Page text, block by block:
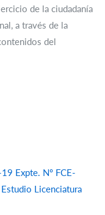
de la ciudadanía
a través de la
del
Expte. Nº FCE-
Licenciatura